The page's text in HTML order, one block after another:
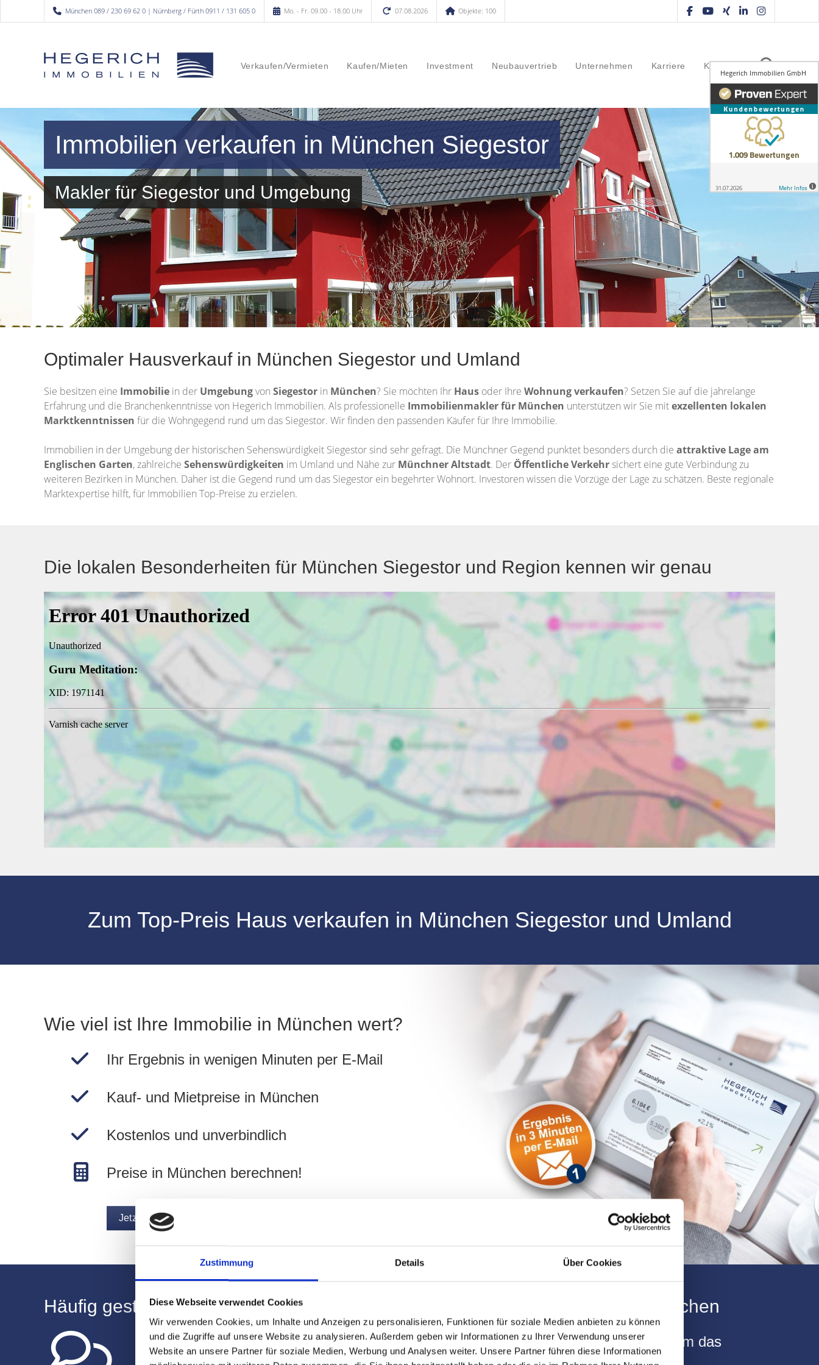
Zustimmung Details Über Cookies
Diese Webseite verwendet Cookies
Wir verwenden Cookies, um Inhalte und Anzeigen zu personalisieren, Funktionen für soziale Medien anbieten zu können
und die Zugriffe auf unsere Website zu analysieren. Außerdem geben wir Informationen zu Ihrer Verwendung unserer
Website an unsere Partner für soziale Medien, Werbung und Analysen weiter. Unsere Partner führen diese Informationen
München 089 / 230 69 62 0 | Nürnberg / Fürth 0911 / 131 605 0 Mo. - Fr. 09.00 - 18.00 Uhr 07.08.2026 Objekte: 100
Verkaufen/Vermieten Kaufen/Mieten Investment Neubauvertrieb Unternehmen Karriere Kontakt
Immobilien verkaufen in München Siegestor
Makler für Siegestor und Umgebung
Optimaler Hausverkauf in München Siegestor und Umland
Sie besitzen eine Immobilie in der Umgebungvon Siegestor in München? Sie möchten Ihr Haus oder Ihre Wohnungverkaufen? Setzen Sie auf die jahrelange
Erfahrung und die Branchenkenntnisse von Hegerich Immobilien. Als professionelle Immobilienmakler für München unterstützen wir Sie mitexzellenten lokalen
Marktkenntnissen für die Wohngegend rund um das Siegestor. Wir finden den passenden Käufer für Ihre Immobilie.
Immobilien in der Umgebung der historischen Sehenswürdigkeit Siegestor sind sehr gefragt. Die Münchner Gegend punktet besonders durch die attraktive Lageam
Englischen Garten, zahlreiche Sehenswürdigkeiten im Umland und Nähe zur Münchner Altstadt. Der Öffentliche Verkehrsichert eine gute Verbindung zu
weiteren Bezirken in München. Daher ist die Gegend rund um das Siegestor ein begehrter Wohnort. Investoren wissen die Vorzüge der Lage zu schätzen. Beste regionale
Marktexpertise hilft, für Immobilien Top-Preise zu erzielen.
Die lokalen Besonderheiten für München Siegestor und Region kennen wir genau
Zum Top-Preis Haus verkaufen in München Siegestor und Umland
Wie viel ist Ihre Immobilie in München wert?
Ihr Ergebnis in wenigen Minuten per E-Mail
Kauf- und Mietpreise in München
Kostenlos und unverbindlich
Preise in München berechnen!
Jetzt Wert ermitteln
Häufig gestellte Fragen zum Immobilienverkauf rund um das Siegestor in München
Wie kann ich meine Immobilie in der
Warum ist die Lage rund um das